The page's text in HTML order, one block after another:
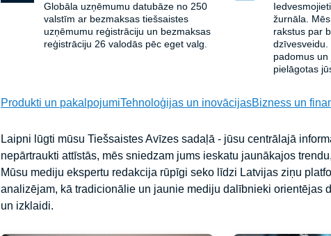
Globāla uzņēmumu datubāze no 250
valstīm ar bezmaksas tiešsaistes
uzņēmumu reģistrāciju un bezmaksas
reģistrāciju 26 valodās pēc eget valg.
žurnāla.
rakstus par
dzīvesveidu.
padomus
pielāgotas
Produkti un pakalpojumiTehnoloģijas un inovācijasBizness un
Laipni lūgti mūsu Tiešsaistes Avīzes sadaļā - jūsu centrālajā
nepārtraukti attīstās, mēs sniedzam jums ieskatu jaunākajos
Mūsu mediju ekspertu redakcija rūpīgi seko līdzi Latvijas ziņu
analizējam, kā tradicionālie un jaunie mediju dalībnieki orientējas
un izklaidi.